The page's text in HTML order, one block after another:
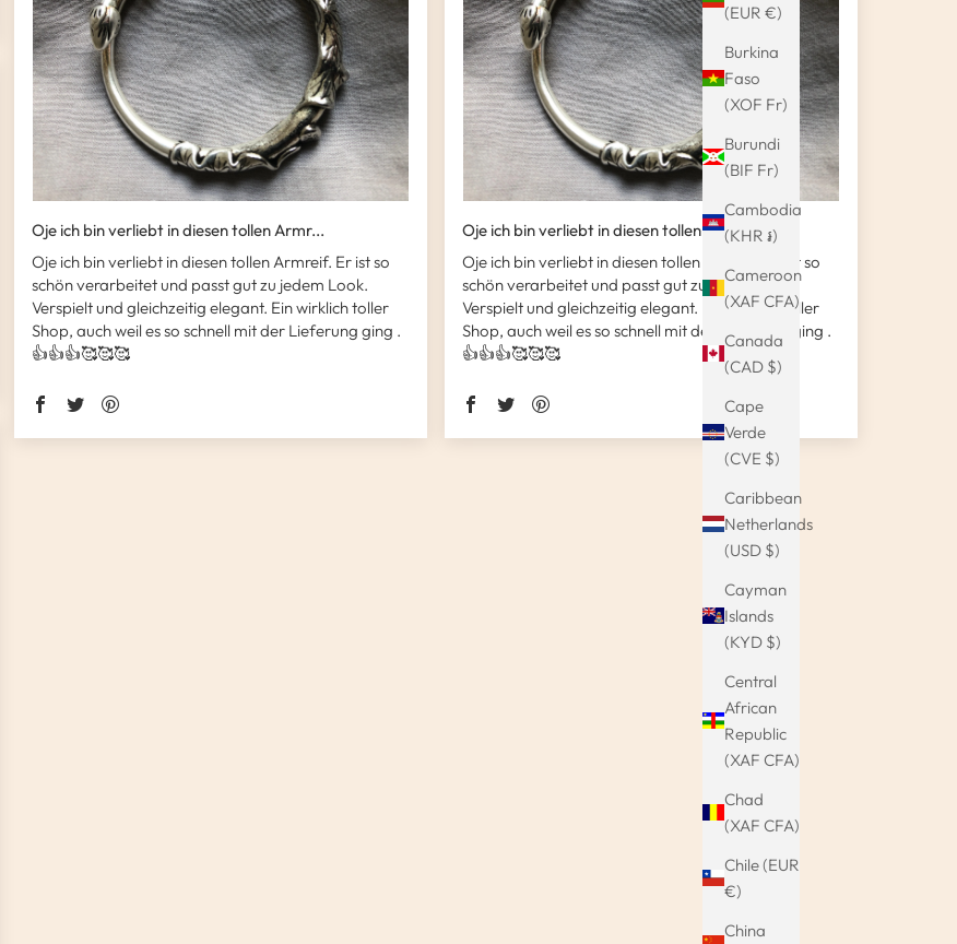
(EUR €)
Burkina
Faso
(XOF Fr)
Burundi
(BIF Fr)
Cambodia
(KHR ៛)
Cameroon
(XAF CFA)
Canada
(CAD $)
Cape
Verde
(CVE $)
Caribbean
Netherlands
(USD $)
Cayman
Islands
(KYD $)
Central
African
Republic
(XAF CFA)
Chad
(XAF CFA)
Chile (EUR
€)
China
Oje ich bin verliebt in diesen tollen Armr...
Oje ich bin verliebt in diesen tollen Armreif. Er ist so
schön verarbeitet und passt gut zu jedem Look.
Verspielt und gleichzeitig elegant. Ein wirklich toller
Shop, auch weil es so schnell mit der Lieferung ging .
👍👍👍🥰🥰🥰
Oje ich bin verliebt in diesen tollen Armr...
Oje ich bin verliebt in diesen tollen Armreif. Er ist so
schön verarbeitet und passt gut zu jedem Look.
Verspielt und gleichzeitig elegant. Ein wirklich toller
Shop, auch weil es so schnell mit der Lieferung ging .
👍👍👍🥰🥰🥰